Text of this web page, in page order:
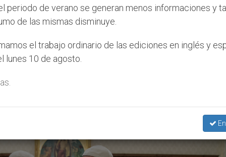
Para La Jornada Mundial
periodo de verano se generan menos informaciones y
de las mismas disminuye.
el trabajo ordinario de las ediciones en inglés y
lunes 10 de agosto.